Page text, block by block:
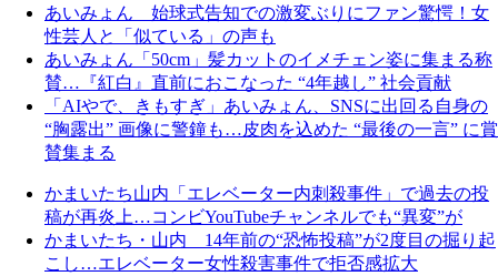
あいみょん 始球式告知での激変ぶりにファン驚愕！女
性芸人と「似ている」の声も
あいみょん「50cm」髪カットのイメチェン姿に集まる称
賛…『紅白』直前におこなった “4年越し” 社会貢献
「AIやで、きもすぎ」あいみょん、SNSに出回る自身の
“胸露出” 画像に警鐘も…皮肉を込めた “最後の一言” に賞
賛集まる
かまいたち山内「エレベーター内刺殺事件」で過去の投
稿が再炎上…コンビYouTubeチャンネルでも“異変”が
かまいたち・山内 14年前の“恐怖投稿”が2度目の掘り起
こし…エレベーター女性殺害事件で拒否感拡大